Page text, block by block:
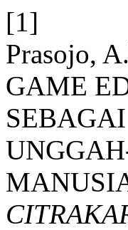
[1]
Prasojo,
GAME